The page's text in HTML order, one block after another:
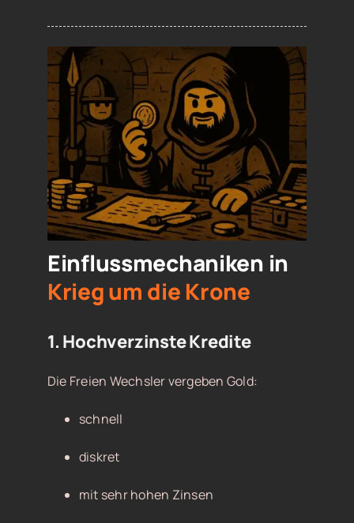
Einflussmechaniken in
Krieg um die Krone
1. Hochverzinste Kredite
Die Freien Wechsler vergeben Gold:
schnell
diskret
mit sehr hohen Zinsen